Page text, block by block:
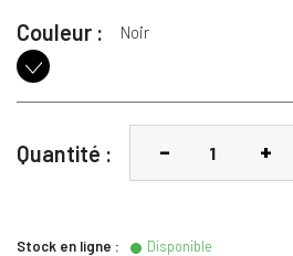
Couleur : Noir
Noir
Quantité :
Stock en ligne : Disponible